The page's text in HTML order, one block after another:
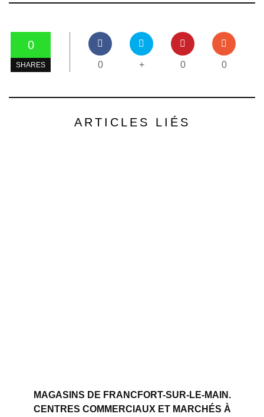
0
SHARES 0 + 0 0
ARTICLES LIÉS
MAGASINS DE FRANCFORT-SUR-LE-MAIN.
CENTRES COMMERCIAUX ET MARCHÉS À